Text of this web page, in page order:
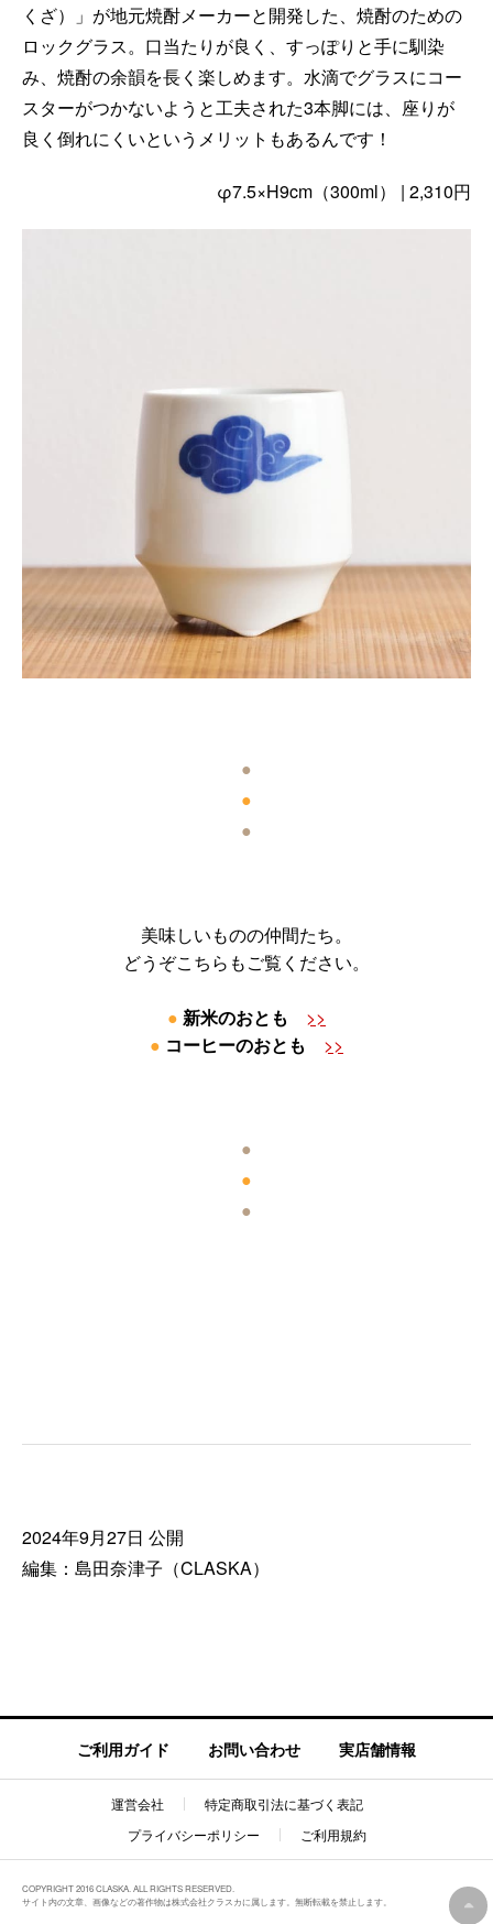
くざ）」が地元焼酎メーカーと開発した、焼酎のための
ロックグラス。口当たりが良く、すっぽりと手に馴染
み、焼酎の余韻を長く楽しめます。水滴でグラスにコー
スターがつかないようと工夫された3本脚には、座りが
良く倒れにくいというメリットもあるんです！
φ7.5×H9cm（300ml） | 2,310円
●
●
●
美味しいものの仲間たち。
どうぞこちらもご覧ください。
● 新米のおとも >>
● コーヒーのおとも >>
●
●
●
2024年9月27日 公開
編集：島田奈津子（CLASKA）
ご利用ガイド お問い合わせ 実店舗情報
運営会社
特定商取引法に基づく表記
プライバシーポリシー
ご利用規約
COPYRIGHT 2016 CLASKA. ALL RIGHTS RESERVED.
サイト内の文章、画像などの著作物は株式会社クラスカに属します。無断転載を禁止します。